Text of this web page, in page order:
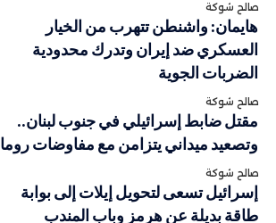
صالح شوكة
هايمان: واشنطن تتهرب من الخيار
العسكري ضد إيران وتدرك محدودية
الضربات الجوية
صالح شوكة
مقتل ضابط إسرائيلي في جنوب لبنان..
وتصعيد ميداني يتزامن مع مفاوضات روما
صالح شوكة
إسرائيل تسعى لتحويل إيلات إلى بوابة
طاقة بديلة عن هرمز وباب المندب